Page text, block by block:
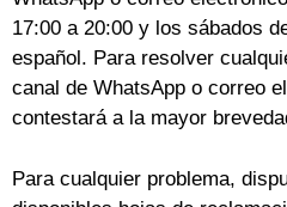
17:00 a 20:00 y los sábados
español. Para resolver
canal de WhatsApp o correo
contestará a la mayor
Para cualquier problema,